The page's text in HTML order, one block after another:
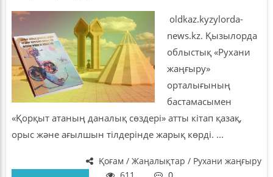
oldkaz.kyzylorda-
news.kz. Қызылорда
облыстық «Рухани
жаңғыру»
орталығының
бастамасымен
«Қорқыт атаның даналық сөздері» атты кітап қазақ,
орыс және ағылшын тілдерінде жарық көрді. ...
Қоғам / Жаңалықтар / Рухани жаңғыру